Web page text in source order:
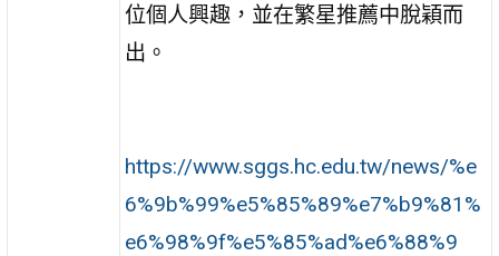
位個人興趣，並在繁星推薦中脫穎而
出。
https://www.sggs.hc.edu.tw/news/%e
6%9b%99%e5%85%89%e7%b9%81%
e6%98%9f%e5%85%ad%e6%88%9